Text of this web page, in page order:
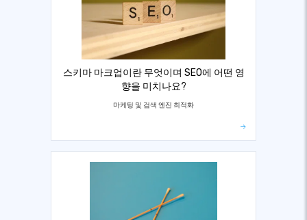
스키마 마크업이란 무엇이며 SEO에 어떤 영
향을 미치나요?
마케팅 및 검색 엔진 최적화